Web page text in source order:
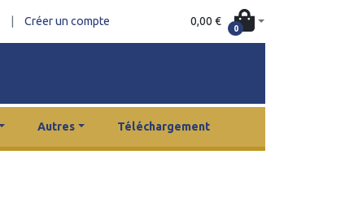
Créer un compte 0,00 €
0
Autres Téléchargement